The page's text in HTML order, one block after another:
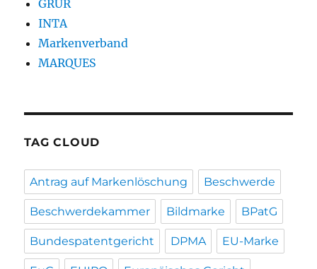
GRUR
INTA
Markenverband
MARQUES
TAG CLOUD
Antrag auf Markenlöschung Beschwerde
Beschwerdekammer Bildmarke BPatG
Bundespatentgericht DPMA EU-Marke